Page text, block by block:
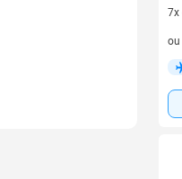
7x
7
ou